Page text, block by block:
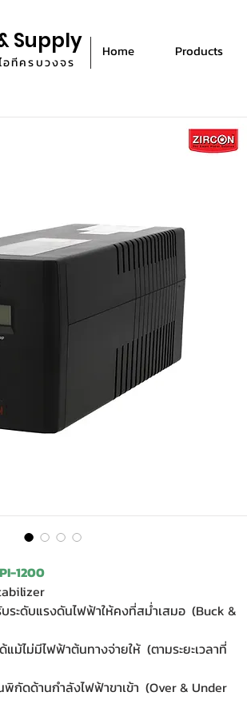
Supply
ทีครบวงจร
Home Products
1200
บระดับแรงดันไฟฟ้าให้คงที่สม่ำเสมอ (Buck &
แม้ไม่มีไฟฟ้าต้นทางจ่ายให้ (ตามระยะเวลาที่
กัดด้านกำลังไฟฟ้าขาเข้า (Over & Under